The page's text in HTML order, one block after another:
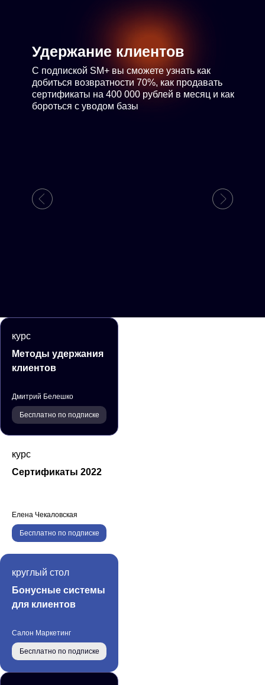
Удержание клиентов
С подпиской SM+ вы сможете узнать как
добиться возвратности 70%, как продавать
сертификаты на 400 000 рублей в месяц и как
бороться с уводом базы
курс
Методы удержания
клиентов
Бесплатно по подписке
Дмитрий Белешко
курс
Сертификаты 2022
Бесплатно по подписке
Елена Чекаловская
круглый стол
Бонусные системы
для клиентов
Бесплатно по подписке
Салон Маркетинг